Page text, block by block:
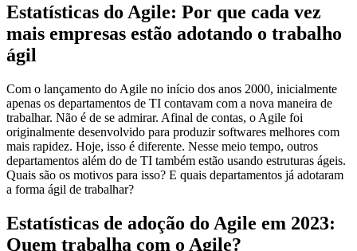
Estatísticas do Agile: Por que cada vez
mais empresas estão adotando o trabalho
ágil
Com o lançamento do Agile no início dos anos 2000, inicialmente
apenas os departamentos de TI contavam com a nova maneira de
trabalhar. Não é de se admirar. Afinal de contas, o Agile foi
originalmente desenvolvido para produzir softwares melhores com
mais rapidez. Hoje, isso é diferente. Nesse meio tempo, outros
departamentos além do de TI também estão usando estruturas ágeis.
Quais são os motivos para isso? E quais departamentos já adotaram
a forma ágil de trabalhar?
Estatísticas de adoção do Agile em 2023:
Quem trabalha com o Agile?